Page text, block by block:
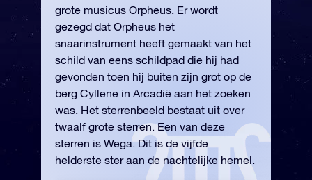
grote musicus Orpheus. Er wordt
gezegd dat Orpheus het
snaarinstrument heeft gemaakt van het
schild van eens schildpad die hij had
gevonden toen hij buiten zijn grot op de
berg Cyllene in Arcadië aan het zoeken
was. Het sterrenbeeld bestaat uit over
twaalf grote sterren. Een van deze
sterren is Wega. Dit is de vijfde
helderste ster aan de nachtelijke hemel.